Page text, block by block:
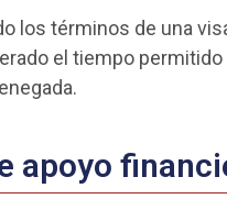
los términos de una
el tiempo
apoyo